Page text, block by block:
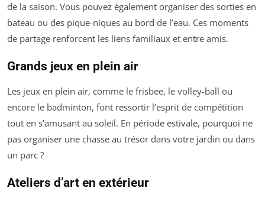
de la saison. Vous pouvez également organiser des sorties en
bateau ou des pique-niques au bord de l’eau. Ces moments
de partage renforcent les liens familiaux et entre amis.
Grands jeux en plein air
Les jeux en plein air, comme le frisbee, le volley-ball ou
encore le badminton, font ressortir l’esprit de compétition
tout en s’amusant au soleil. En période estivale, pourquoi ne
pas organiser une chasse au trésor dans votre jardin ou dans
un parc ?
Ateliers d’art en extérieur